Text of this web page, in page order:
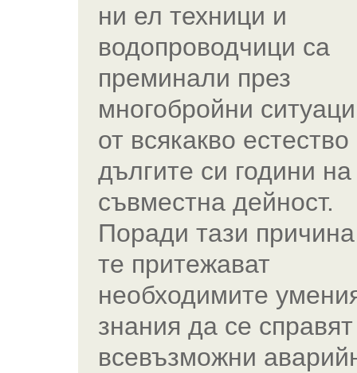
ни ел техници и
водопроводчици са
преминали през
многобройни
от всякакво естество
дългите си години на
съвместна дейност.
Поради тази причина
те притежават
необходимите
знания да се
всевъзможни